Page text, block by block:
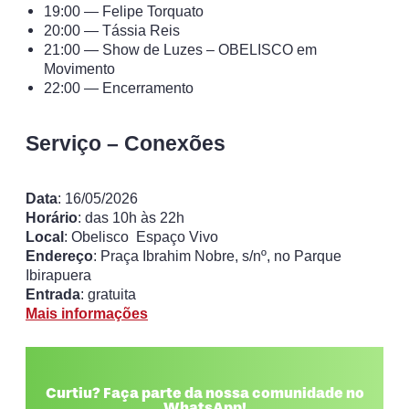
19:00 — Felipe Torquato
20:00 — Tássia Reis
21:00 — Show de Luzes – OBELISCO em
Movimento
22:00 — Encerramento
Serviço – Conexões
Data: 16/05/2026
Horário: das 10h às 22h
Local: Obelisco Espaço Vivo
Endereço: Praça Ibrahim Nobre, s/nº, no Parque
Ibirapuera
Entrada: gratuita
Mais informações
Curtiu? Faça parte da nossa comunidade no